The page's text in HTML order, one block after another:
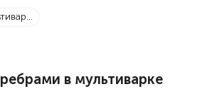
в мультиварке